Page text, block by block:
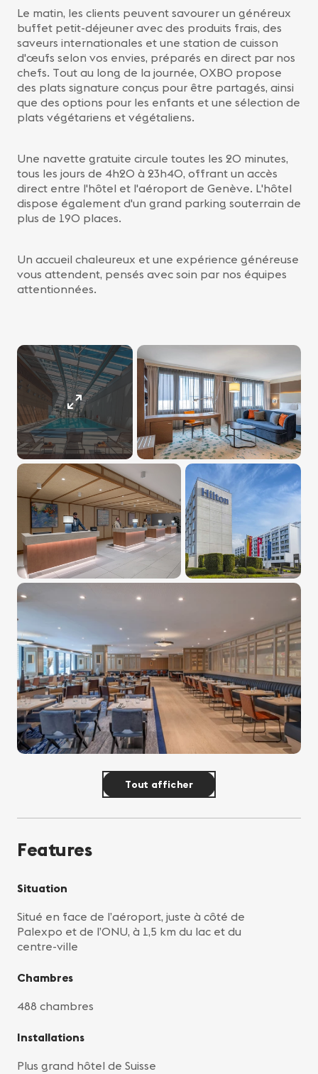
Le matin, les clients peuvent savourer un généreux
buffet petit-déjeuner avec des produits frais, des
saveurs internationales et une station de cuisson
d'œufs selon vos envies, préparés en direct par nos
chefs. Tout au long de la journée, OXBO propose
des plats signature conçus pour être partagés, ainsi
que des options pour les enfants et une sélection de
plats végétariens et végétaliens.
Une navette gratuite circule toutes les 20 minutes,
tous les jours de 4h20 à 23h40, offrant un accès
direct entre l'hôtel et l'aéroport de Genève. L'hôtel
dispose également d'un grand parking souterrain de
plus de 190 places.
Un accueil chaleureux et une expérience généreuse
vous attendent, pensés avec soin par nos équipes
attentionnées.
Tout afficher
Features
Situation
Situé en face de l’aéroport, juste à côté de
Palexpo et de l’ONU, à 1,5 km du lac et du
centre-ville
Chambres
488 chambres
Installations
Plus grand hôtel de Suisse